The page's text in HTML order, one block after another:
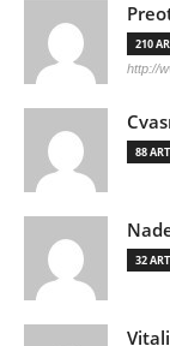
210
http://
88
32